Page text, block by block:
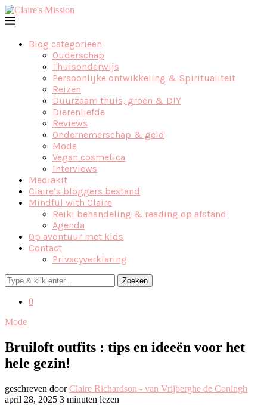
Blog categorieën
Ouderschap
Thuisonderwijs
Persoonlijke ontwikkeling & Spiritualiteit
Reizen
Duurzaam thuis, groen & DIY
Dierenliefde
Reviews
Ondernemerschap & geld
Mode
Vegan cosmetica
Interviews
Mediakit
Claire’s bloggers bestand
Mindful with Claire
Reiki behandeling & reading op afstand
Agenda
Op avontuur met kids
Contact
Privacyverklaring
Zoeken
0
Mode
Bruiloft outfits : tips en ideeën voor het
hele gezin!
geschreven doorClaire Richardson - van Vrijberghe de Coningh
april 28, 2025 3 minuten lezen